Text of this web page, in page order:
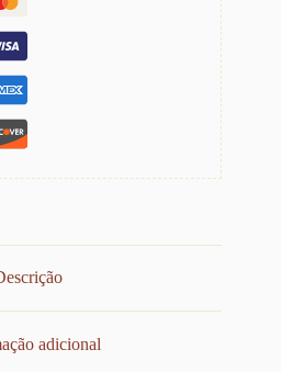
adicional